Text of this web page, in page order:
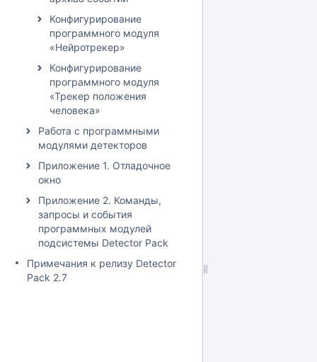
Конфигурирование
программного модуля
«Нейротрекер»
Конфигурирование
программного модуля
«Трекер положения
человека»
Работа с программными
модулями детекторов
Приложение 1. Отладочное
окно
Приложение 2. Команды,
запросы и события
программных модулей
подсистемы Detector Pack
Примечания к релизу Detector
Pack 2.7